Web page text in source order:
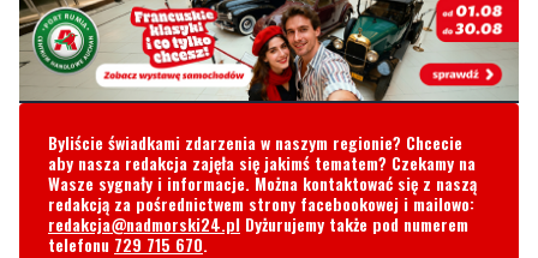
Byliście świadkami zdarzenia w naszym regionie? Chcecie
aby nasza redakcja zajęła się jakimś tematem? Czekamy na
Wasze sygnały i informacje. Można kontaktować się z naszą
redakcją za pośrednictwem strony facebookowej i mailowo:
redakcja@nadmorski24.pl Dyżurujemy także pod numerem
telefonu 729 715 670.